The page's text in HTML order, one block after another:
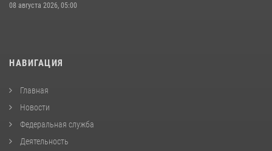
08 августа 2026, 05:00
НАВИГАЦИЯ
Главная
Новости
Федеральная служба
Деятельность